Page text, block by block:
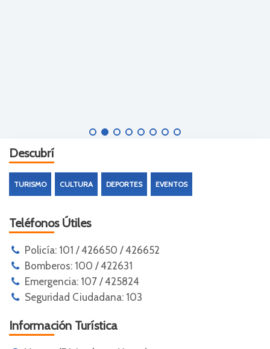
Descubrí
TURISMO CULTURA DEPORTES EVENTOS
Teléfonos Útiles
Policía: 101 / 426650 / 426652
Bomberos: 100 / 422631
Emergencia: 107 / 425824
Seguridad Ciudadana: 103
Información Turística